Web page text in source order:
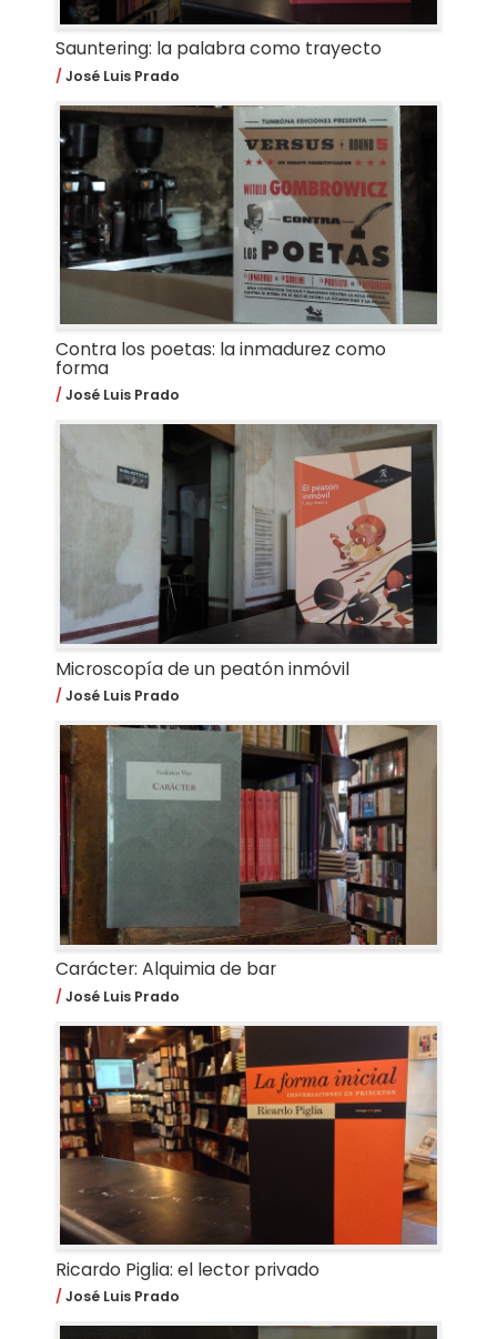
Sauntering: la palabra como trayecto
José Luis Prado
Contra los poetas: la inmadurez como
forma
José Luis Prado
Microscopía de un peatón inmóvil
José Luis Prado
Carácter: Alquimia de bar
José Luis Prado
Ricardo Piglia: el lector privado
José Luis Prado